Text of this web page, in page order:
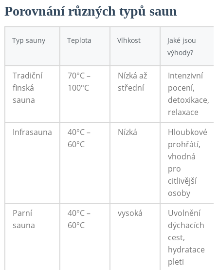
Porovnání různých typů saun
Typ sauny Teplota Vlhkost
Jaké jsou
výhody?
Tradiční
finská
sauna
70°C –
100°C
Nízká až
střední
Intenzivní
pocení,
detoxikace,
relaxace
Infrasauna
40°C –
60°C
Nízká
Hloubkové
prohřátí,
vhodná
pro
citlivější
osoby
Parní
sauna
40°C –
60°C
vysoká
Uvolnění
dýchacích
cest,
hydratace
pleti